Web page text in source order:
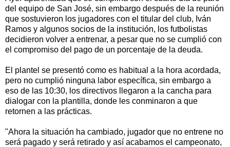
del equipo de San José, sin embargo después de la reunión
que sostuvieron los jugadores con el titular del club, Iván
Ramos y algunos socios de la institución, los futbolistas
decidieron volver a entrenar, a pesar que no se cumplió con
el compromiso del pago de un porcentaje de la deuda.
El plantel se presentó como es habitual a la hora acordada,
pero no cumplió ninguna labor específica, sin embargo a
eso de las 10:30, los directivos llegaron a la cancha para
dialogar con la plantilla, donde les conminaron a que
retornen a las prácticas.
"Ahora la situación ha cambiado, jugador que no entrene no
será pagado y será retirado y así acabamos el campeonato,